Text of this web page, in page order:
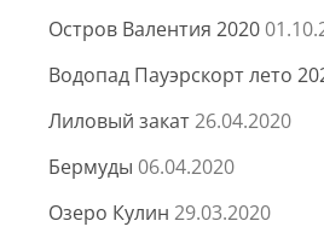
Остров Валентия 2020
Водопад Пауэрскорт лето
Лиловый закат26.04.2020
Бермуды 06.04.2020
Озеро Кулин 29.03.2020